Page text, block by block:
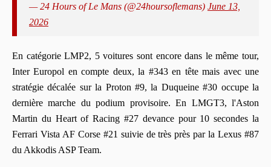
— 24 Hours of Le Mans (@24hoursoflemans) June 13,
2026
En catégorie LMP2, 5 voitures sont encore dans le même tour,
Inter Europol en compte deux, la #343 en tête mais avec une
stratégie décalée sur la Proton #9, la Duqueine #30 occupe la
dernière marche du podium provisoire. En LMGT3, l'Aston
Martin du Heart of Racing #27 devance pour 10 secondes la
Ferrari Vista AF Corse #21 suivie de très près par la Lexus #87
du Akkodis ASP Team.